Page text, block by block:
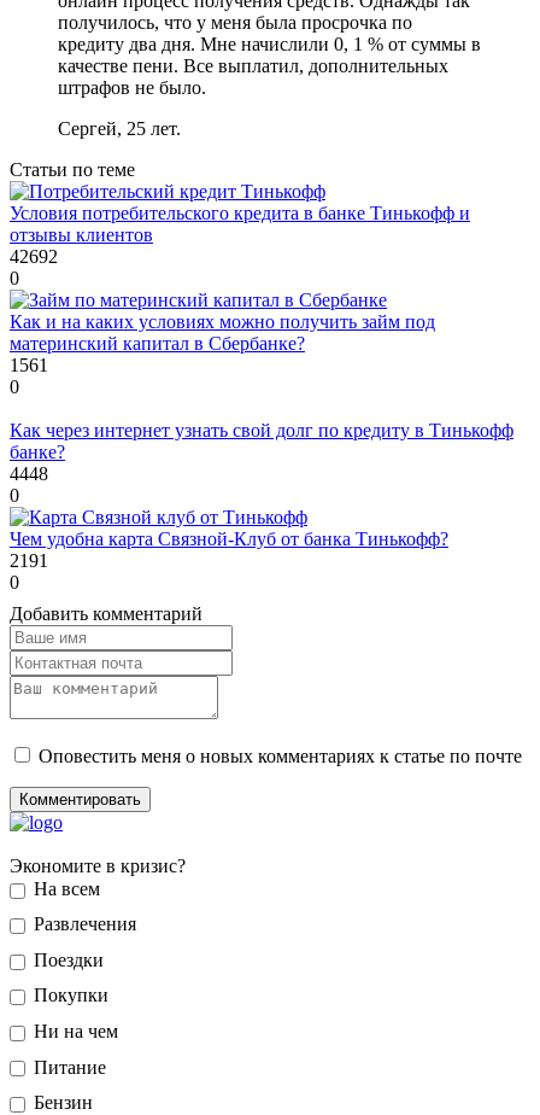
получилось, что у меня была просрочка по
кредиту два дня. Мне начислили 0, 1 % от суммы в
качестве пени. Все выплатил, дополнительных
штрафов не было.
Сергей, 25 лет.
Статьи по теме
Условия потребительского кредита в банке Тинькофф и
отзывы клиентов
42692
0
Как и на каких условиях можно получить займ под
материнский капитал в Сбербанке?
1561
0
Как через интернет узнать свой долг по кредиту в Тинькофф
банке?
4448
0
Чем удобна карта Связной-Клуб от банка Тинькофф?
2191
0
Добавить комментарий
Оповестить меня о новых комментариях к статье по почте
Экономите в кризис?
На всем
Развлечения
Поездки
Покупки
Ни на чем
Питание
Бензин